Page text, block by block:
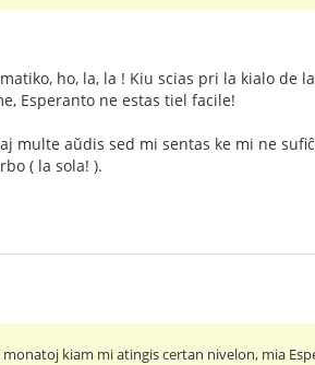
ho, la, la ! Kiu scias pri la kialo de
Esperanto ne estas tiel facile!
multe aŭdis sed mi sentas ke mi ne
( la sola! ).
kiam mi atingis certan nivelon, mia